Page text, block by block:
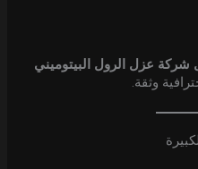
شركة عزل الرول البيتوميني
وثقة.